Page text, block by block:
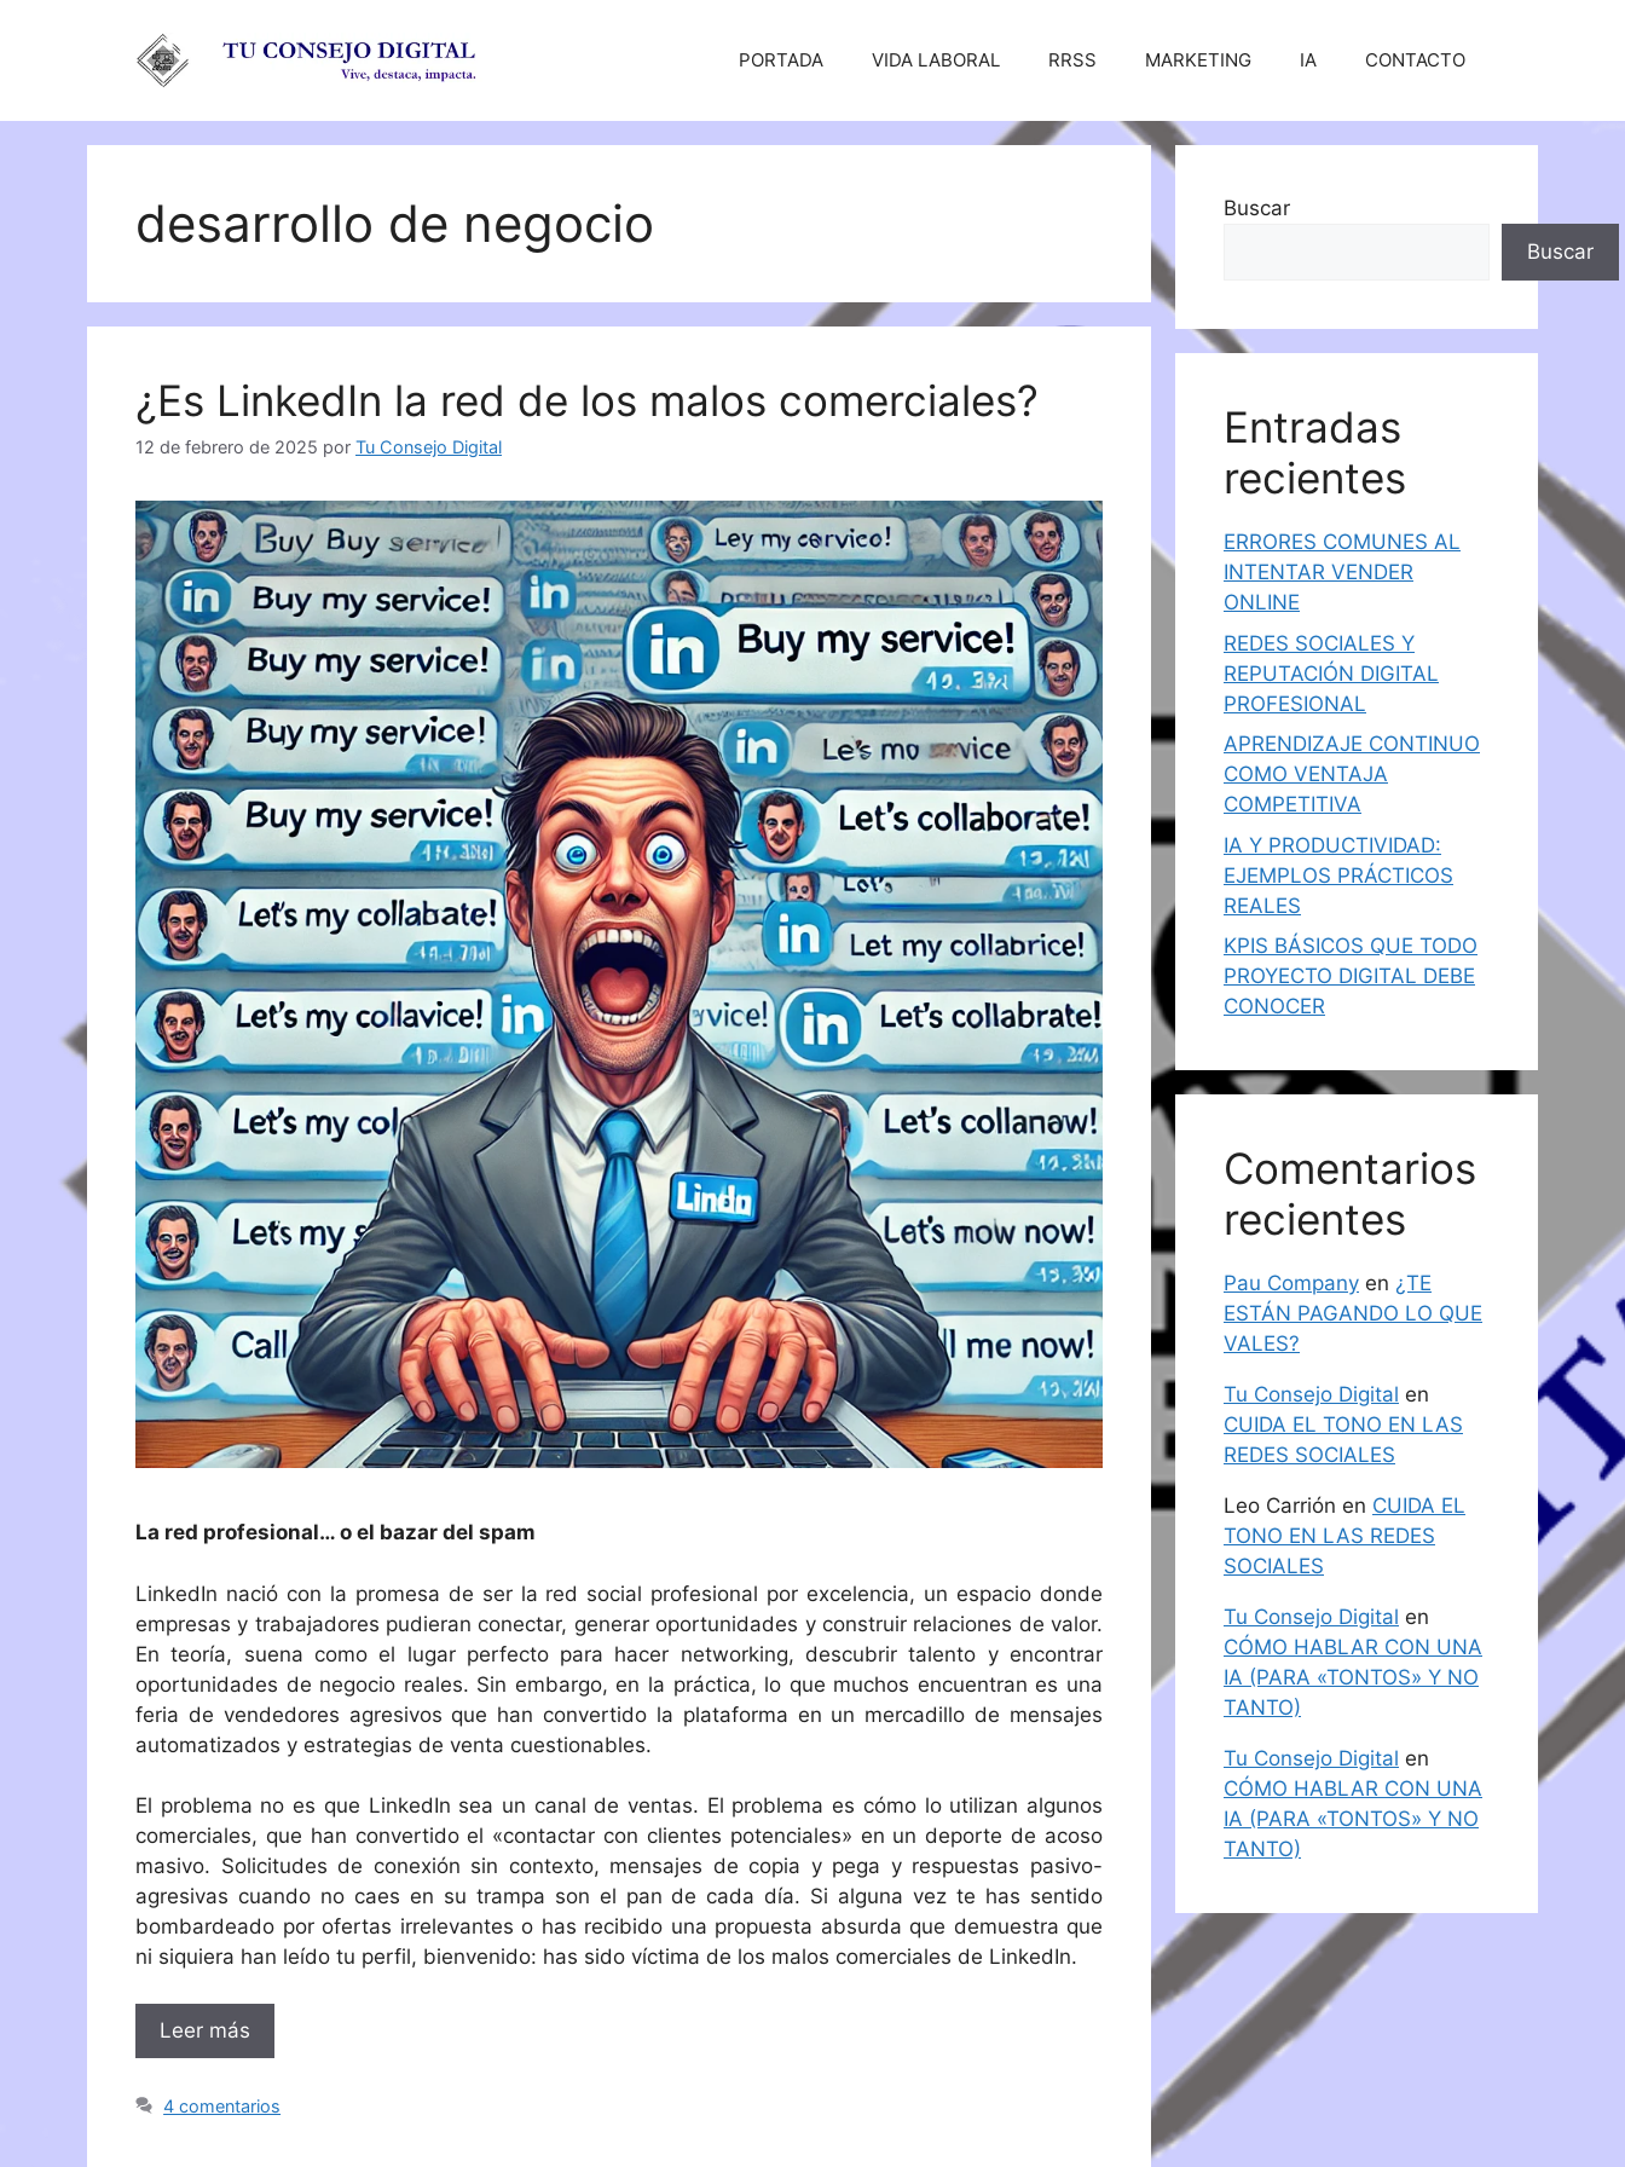
PORTADA VIDA LABORAL RRSS MARKETING IA CONTACTO
desarrollo de negocio
¿Es LinkedIn la red de los malos comerciales?
12 de febrero de 2025 por Tu Consejo Digital
La red profesional… o el bazar del spam
LinkedIn nació con la promesa de ser la red social profesional por excelencia, un espacio donde
empresas y trabajadores pudieran conectar, generar oportunidades y construir relaciones de valor.
En teoría, suena como el lugar perfecto para hacer networking, descubrir talento y encontrar
oportunidades de negocio reales. Sin embargo, en la práctica, lo que muchos encuentran es una
feria de vendedores agresivos que han convertido la plataforma en un mercadillo de mensajes
automatizados y estrategias de venta cuestionables.
El problema no es que LinkedIn sea un canal de ventas. El problema es cómo lo utilizan algunos
comerciales, que han convertido el «contactar con clientes potenciales» en un deporte de acoso
masivo. Solicitudes de conexión sin contexto, mensajes de copia y pega y respuestas pasivo-
agresivas cuando no caes en su trampa son el pan de cada día. Si alguna vez te has sentido
bombardeado por ofertas irrelevantes o has recibido una propuesta absurda que demuestra que
ni siquiera han leído tu perfil, bienvenido: has sido víctima de los malos comerciales de LinkedIn.
Leer más
4 comentarios
Buscar
Buscar
Entradas
recientes
ERRORES COMUNES AL
INTENTAR VENDER
ONLINE
REDES SOCIALES Y
REPUTACIÓN DIGITAL
PROFESIONAL
APRENDIZAJE CONTINUO
COMO VENTAJA
COMPETITIVA
IA Y PRODUCTIVIDAD:
EJEMPLOS PRÁCTICOS
REALES
KPIS BÁSICOS QUE TODO
PROYECTO DIGITAL DEBE
CONOCER
Comentarios
recientes
Pau Company en ¿TE
ESTÁN PAGANDO LO QUE
VALES?
Tu Consejo Digital en
CUIDA EL TONO EN LAS
REDES SOCIALES
Leo Carrión en CUIDA EL
TONO EN LAS REDES
SOCIALES
Tu Consejo Digital en
CÓMO HABLAR CON UNA
IA (PARA «TONTOS» Y NO
TANTO)
Tu Consejo Digital en
CÓMO HABLAR CON UNA
IA (PARA «TONTOS» Y NO
TANTO)